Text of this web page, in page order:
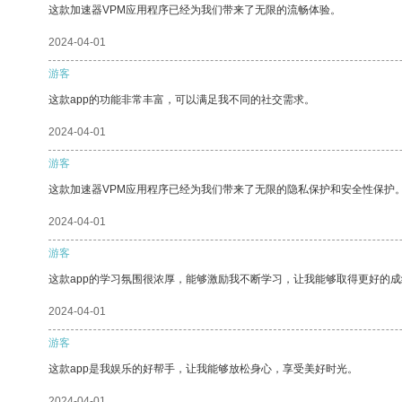
这款加速器VPM应用程序已经为我们带来了无限的流畅体验。
2024-04-01
游客
这款app的功能非常丰富，可以满足我不同的社交需求。
2024-04-01
游客
这款加速器VPM应用程序已经为我们带来了无限的隐私保护和安全性保护
2024-04-01
游客
这款app的学习氛围很浓厚，能够激励我不断学习，让我能够取得更好的
2024-04-01
游客
这款app是我娱乐的好帮手，让我能够放松身心，享受美好时光。